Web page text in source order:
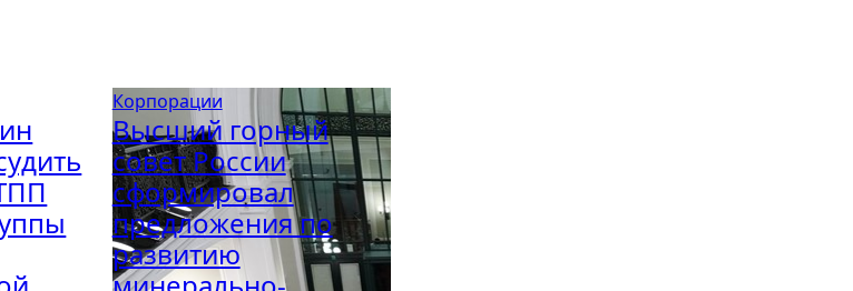
Корпорации
Высший горный
совет России
сформировал
предложения по
развитию